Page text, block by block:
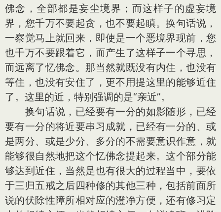
佛念，全部都是妄尘境界；而这样子的虚妄境
界，您千万不要起贪，也不要起瞋。换句话说，
一察觉马上就回来，即使是一个恶境界现前，您
也千万不要跟着它，而产生了这样子一个寻思，
而远离了忆佛念。那当然就既没有内住，也没有
等住，也没有安住了，更不用提这里的能够近住
了。这里的近，特别强调的是“亲近”。
换句话说，已经要有一分的如影随形，已经
要有一分的将近要串习成就，已经有一分的、或
是两分、或是少分、多分的不需要意识作意，就
能够很自然地把这个忆佛念提起来。这个部分能
够达到近住，当然是也有很大的过程当中，要依
于三归五戒之后四种修的其他三种，包括前面所
说的伏除性障所相对应的澄净方便，还有修习定